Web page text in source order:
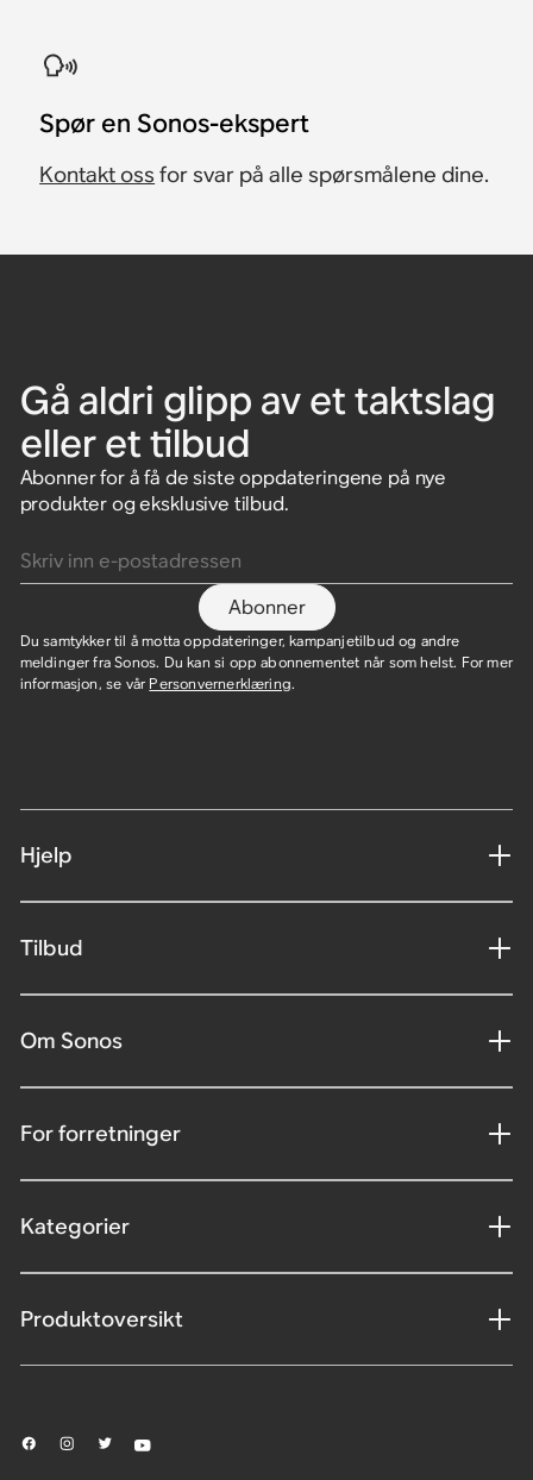
​Spør en Sonos-ekspert
Kontakt oss for svar på alle spørsmålene dine.
Gå aldri glipp av et taktslag
eller et tilbud
Abonner for å få de siste oppdateringene på nye
produkter og eksklusive tilbud.
Abonner
Du samtykker til å motta oppdateringer, kampanjetilbud og andre
meldinger fra Sonos. Du kan si opp abonnementet når som helst. For mer
informasjon, se vår Personvernerklæring.
Hjelp
Tilbud
Om Sonos
For forretninger
Kategorier
Produktoversikt